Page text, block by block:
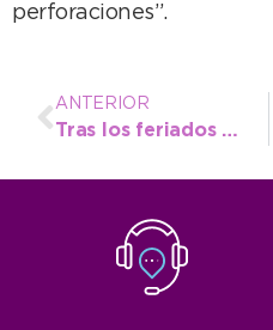
perforaciones”.
ANTERIOR
Tras los feriados con buen clima continúa este miércoles el calor